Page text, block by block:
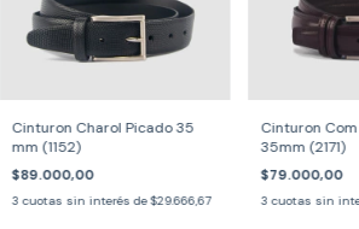
Cinturon Charol Picado 35
mm (1152)
$89.000,00
3 cuotas sin interés de$29.666,67
Cinturon
35mm (2171)
$79.000,00
3 cuotas sin